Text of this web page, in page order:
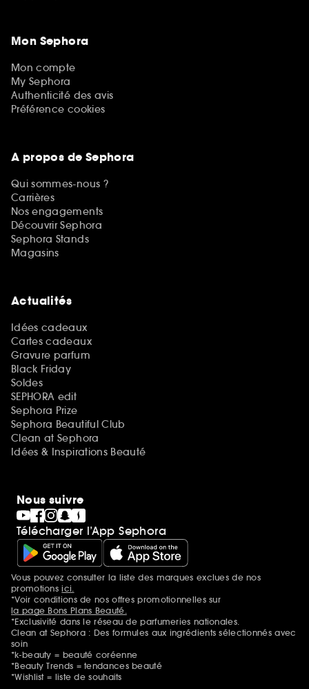
Mon Sephora
Mon compte
My Sephora
Authenticité des avis
Préférence cookies
A propos de Sephora
Qui sommes-nous ?
Carrières
Nos engagements
Découvrir Sephora
Sephora Stands
Magasins
Actualités
Idées cadeaux
Cartes cadeaux
Gravure parfum
Black Friday
Soldes
SEPHORA edit
Sephora Prize
Sephora Beautiful Club
Clean at Sephora
Idées & Inspirations Beauté
Nous suivre
Télécharger l’App Sephora
Mentions additionnelles
Vous pouvez consulter la liste des marques exclues de nos
promotionsici.
*Voir conditions de nos offres promotionnelles sur
la page Bons Plans Beauté.
*Exclusivité dans le réseau de parfumeries nationales.
Clean at Sephora : Des formules aux ingrédients sélectionnés avec
soin
*k-beauty = beauté coréenne
*Beauty Trends = tendances beauté
*Wishlist = liste de souhaits